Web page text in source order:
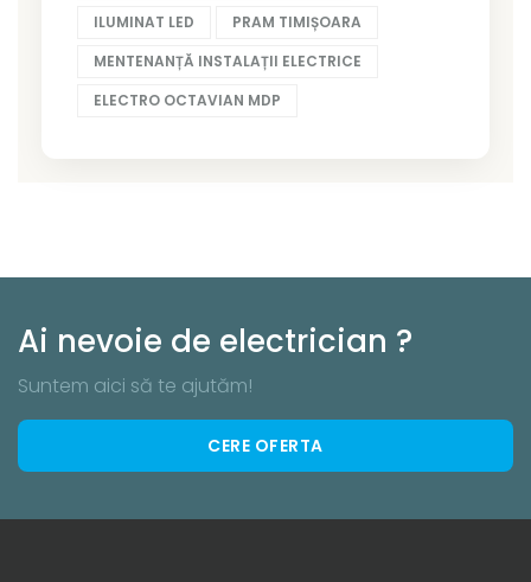
ILUMINAT LED
PRAM TIMIȘOARA
MENTENANȚĂ INSTALAȚII ELECTRICE
ELECTRO OCTAVIAN MDP
Ai nevoie de electrician ?
Suntem aici să te ajutăm!
CERE OFERTA